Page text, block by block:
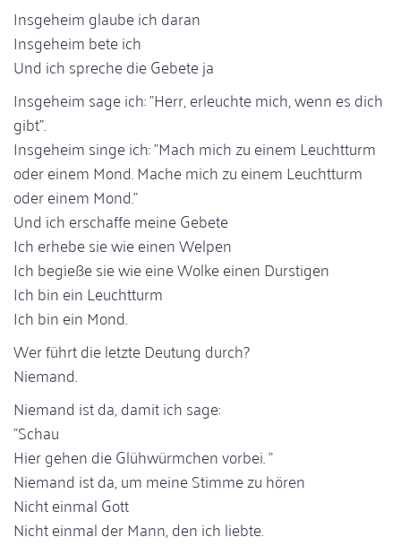
Insgeheim glaube ich daran
Insgeheim bete ich
Und ich spreche die Gebete ja
Insgeheim sage ich: "Herr, erleuchte mich, wenn es dich
gibt".
Insgeheim singe ich: "Mach mich zu einem Leuchtturm
oder einem Mond. Mache mich zu einem Leuchtturm
oder einem Mond."
Und ich erschaffe meine Gebete
Ich erhebe sie wie einen Welpen
Ich begieße sie wie eine Wolke einen Durstigen
Ich bin ein Leuchtturm
Ich bin ein Mond.
Wer führt die letzte Deutung durch?
Niemand.
Niemand ist da, damit ich sage:
"Schau
Hier gehen die Glühwürmchen vorbei. "
Niemand ist da, um meine Stimme zu hören
Nicht einmal Gott
Nicht einmal der Mann, den ich liebte.